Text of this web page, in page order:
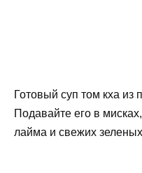
Готовый суп том кха из
Подавайте его в
лайма и свежих